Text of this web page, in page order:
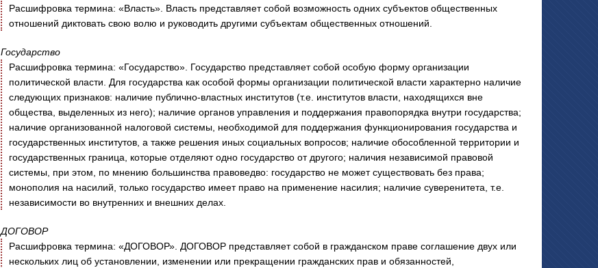
Расшифровка термина: «Власть». Власть представляет собой возможность одних субъектов общественных
отношений диктовать свою волю и руководить другими субъектам общественных отношений.
Государство
Расшифровка термина: «Государство». Государство представляет собой особую форму организации
политической власти. Для государства как особой формы организации политической власти характерно наличие
следующих признаков: наличие публично-властных институтов (т.е. институтов власти, находящихся вне
общества, выделенных из него); наличие органов управления и поддержания правопорядка внутри государства;
наличие организованной налоговой системы, необходимой для поддержания функционирования государства и
государственных институтов, а также решения иных социальных вопросов; наличие обособленной территории и
государственных граница, которые отделяют одно государство от другого; наличия независимой правовой
системы, при этом, по мнению большинства правоведво: государство не может существовать без права;
монополия на насилий, только государство имеет право на применение насилия; наличие суверенитета, т.е.
независимости во внутренних и внешних делах.
ДОГОВОР
Расшифровка термина: «ДОГОВОР». ДОГОВОР представляет собой в гражданском праве соглашение двух или
нескольких лиц об установлении, изменении или прекращении гражданских прав и обязанностей,